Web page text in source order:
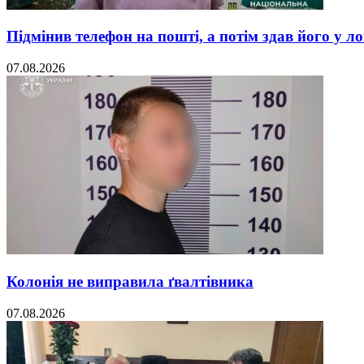
Підмінив телефон на пошті, а потім здав його у
07.08.2026
Колонія не виправила ґвалтівника
07.08.2026